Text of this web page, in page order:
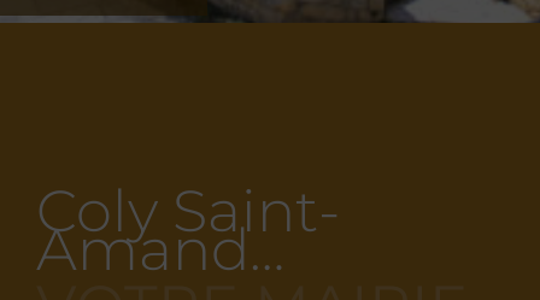
Coly Saint-
Amand…